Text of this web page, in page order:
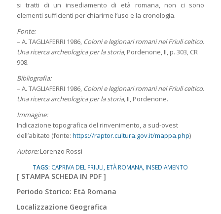
si tratti di un insediamento di età romana, non ci sono
elementi sufficienti per chiarirne l’uso e la cronologia.
Fonte:
– A. TAGLIAFERRI 1986, Coloni e legionari romani nel Friuli celtico.
Una ricerca archeologica per la storia, Pordenone, II, p. 303, CR
908.
Bibliografia:
– A. TAGLIAFERRI 1986, Coloni e legionari romani nel Friuli celtico.
Una ricerca archeologica per la storia,II, Pordenone.
Immagine:
Indicazione topografica del rinvenimento, a sud-ovest
dell’abitato (fonte: https://raptor.cultura.gov.it/mappa.php)
Autore:Lorenzo Rossi
TAGS: CAPRIVA DEL FRIULI, ETÀ ROMANA, INSEDIAMENTO
[ STAMPA SCHEDA IN PDF]
Periodo Storico: Età Romana
Localizzazione Geografica